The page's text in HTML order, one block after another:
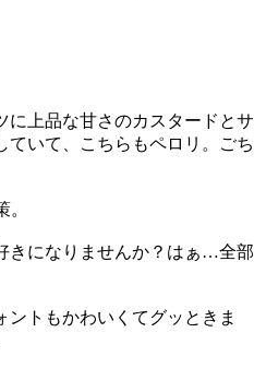
に上品な甘さのカスタードとサ
ていて、こちらもペロリ。ごち
きになりませんか？はぁ…全部
トもかわいくてグッときま